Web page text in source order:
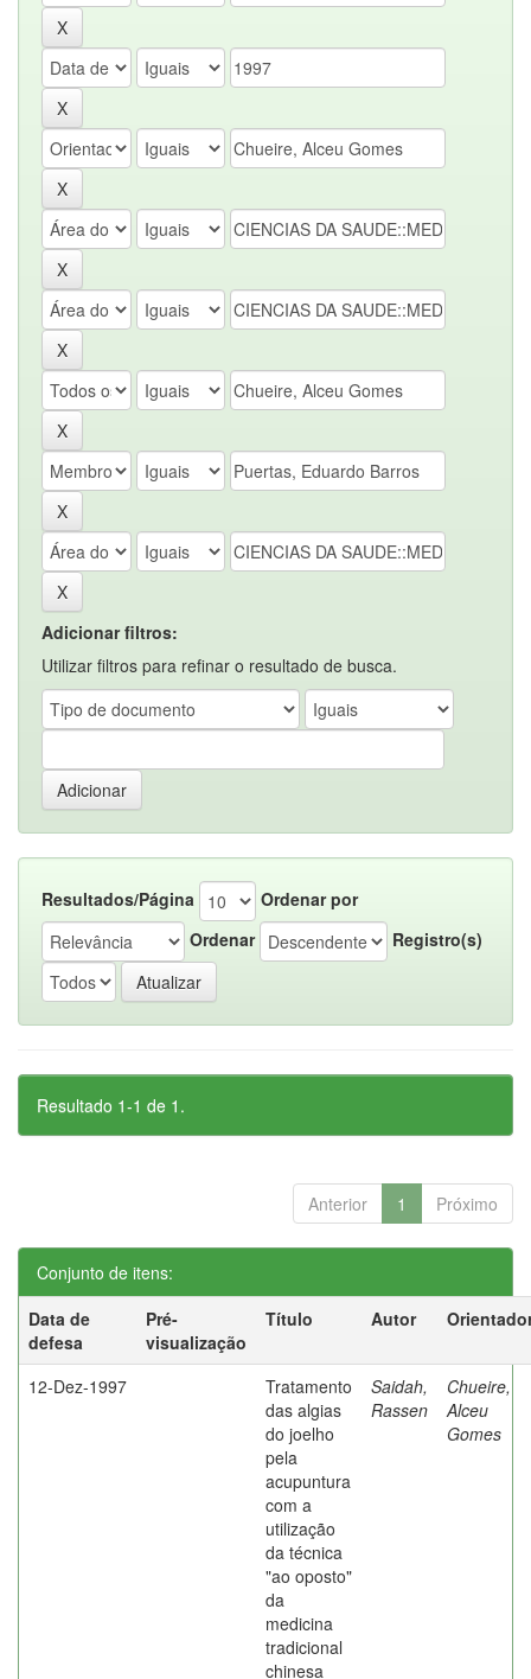
Adicionar filtros:
Utilizar filtros para refinar o resultado de busca.
Resultados/Página
Ordenar por
Ordenar
Registro(s)
Resultado 1-1 de 1.
Anterior 1 Próximo
Conjunto de itens:
Data de
defesa
Pré-
visualização
Título Autor
12-Dez-1997
Tratamento
das algias
do joelho
pela
acupuntura
com a
utilização
da técnica
"ao oposto"
da
medicina
tradicional
chinesa
Saidah,
Rassen
Chueire,
Alceu
Gomes